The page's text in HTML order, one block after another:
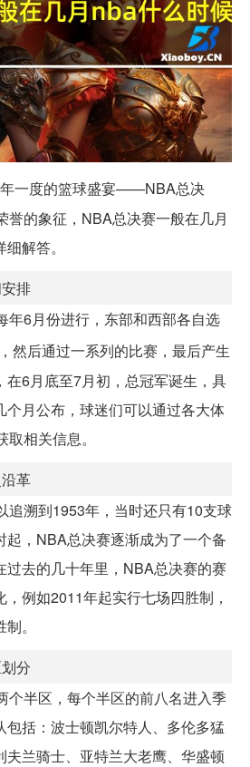
一度的篮球盛宴——NBA总决
誉的象征，NBA总决赛一般在几月
解答。
排
年6月份进行，东部和西部各自选
，然后通过一系列的比赛，最后产生
在6月底至7月初，总冠军诞生，具
个月公布，球迷们可以通过各大体
相关信息。
革
追溯到1953年，当时还只有10支球
起，NBA总决赛逐渐成为了一个备
过去的几十年里，NBA总决赛的赛
例如2011年起实行七场四胜制，
。
分
个半区，每个半区的前八名进入季
包括：波士顿凯尔特人、多伦多猛
夫兰骑士、亚特兰大老鹰、华盛顿